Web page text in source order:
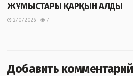
ЖҰМЫСТАРЫ ҚАРҚЫН АЛДЫ
27.07.2026 7
Добавить комментарий